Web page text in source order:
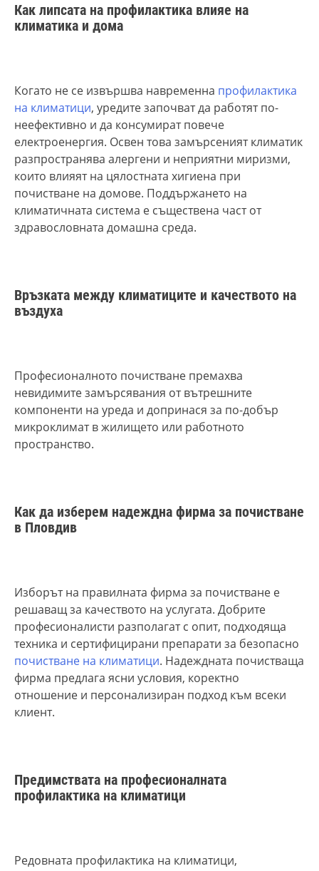
Как липсата на профилактика влияе на
климатика и дома
Когато не се извършва навременна профилактика
на климатици, уредите започват да работят по-
неефективно и да консумират повече
електроенергия. Освен това замърсеният климатик
разпространява алергени и неприятни миризми,
които влияят на цялостната хигиена при
почистване на домове. Поддържането на
климатичната система е съществена част от
здравословната домашна среда.
Връзката между климатиците и качеството на
въздуха
Професионалното почистване премахва
невидимите замърсявания от вътрешните
компоненти на уреда и допринася за по-добър
микроклимат в жилището или работното
пространство.
Как да изберем надеждна фирма за почистване
в Пловдив
Изборът на правилната фирма за почистване е
решаващ за качеството на услугата. Добрите
професионалисти разполагат с опит, подходяща
техника и сертифицирани препарати за безопасно
почистване на климатици. Надеждната почистваща
фирма предлага ясни условия, коректно
отношение и персонализиран подход към всеки
клиент.
Предимствата на професионалната
профилактика на климатици
Редовната профилактика на климатици,